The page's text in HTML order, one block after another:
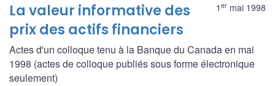
1 er mai 1998
La valeur informative des
prix des actifs financiers
Actes d'un colloque tenu à la Banque du Canada en mai
1998 (actes de colloque publiés sous forme électronique
seulement)